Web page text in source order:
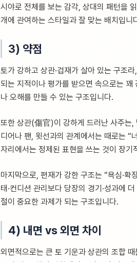
시야로 전체를 보는 감각, 상대의 패턴을
개에 관여하는 스타일과 잘 맞는 배치입니
3) 약점
토가 강하고 상관·겁재가 살아 있는 구조
되는 지적이나 평가를 받으면 속으로는 꽤
나 오해를 만들 수 있는 구조입니다.
또한 상관(傷官)이 강하게 드러난 사주는,
디어나 팬, 윗선과의 관계에서는 때로는 “
자리에서는 정제된 표현을 쓰는 것이 장기
마지막으로, 편재가 강한 구조는 “욕심·확
태·컨디션 관리보다 당장의 경기·성과에
절이 중요한 과제가 되는 구조입니다.
4) 내면 vs 외면 차이
외면적으로는 큰 토 기운과 상관의 조합